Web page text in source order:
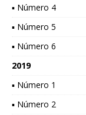
▪ Número 4
▪ Número 5
▪ Número 6
2019
▪ Número 1
▪ Número 2